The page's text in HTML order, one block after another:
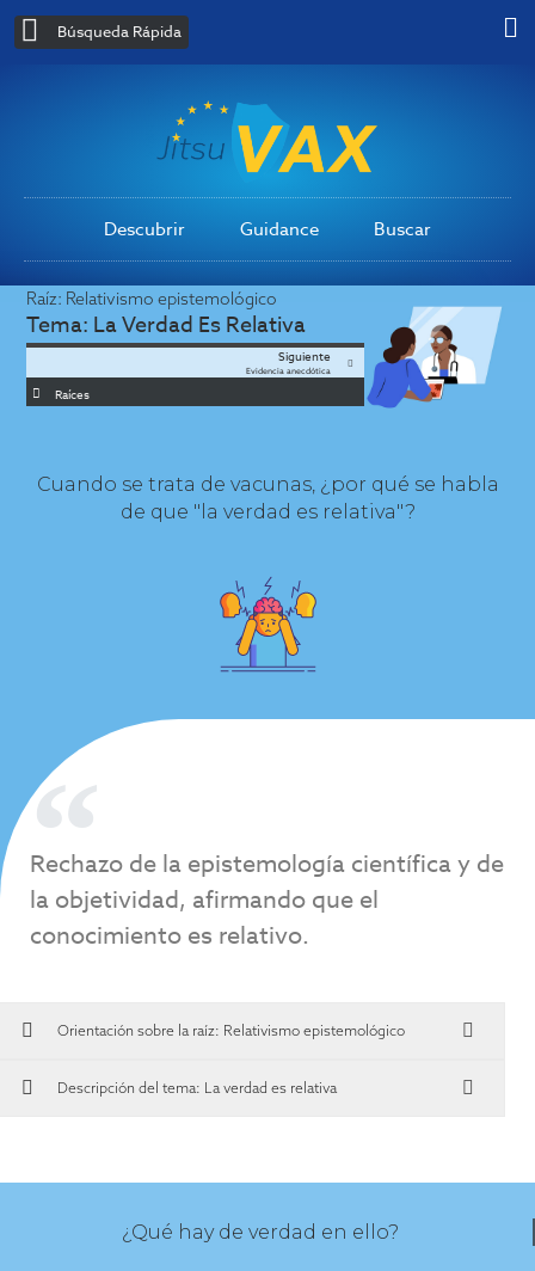
Búsqueda Rápida
Descubrir Guidance Buscar
Raíz: Relativismo epistemológico
Tema: La Verdad Es Relativa
Siguiente
Evidencia anecdótica
Raíces
Cuando se trata de vacunas, ¿por qué se habla
de que "la verdad es relativa"?
Rechazo de la epistemología científica y de
la objetividad, afirmando que el
conocimiento es relativo.
Orientación sobre la raíz: Relativismo epistemológico
Descripción del tema: La verdad es relativa
¿Qué hay de verdad en ello?